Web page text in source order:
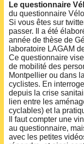
Le questionnaire
du questionnaire
Si vous êtes sur
passer. Il a été
année de thèse de
laboratoire LAGAM
Ce questionnaire
de mobilité des
Montpellier ou dans
cyclistes. En
depuis la crise
lien entre les
cyclables) et la
Il faut compter une
au questionnaire,
avec les petites